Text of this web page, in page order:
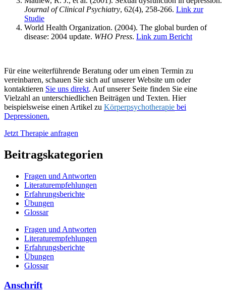
Journal of Clinical Psychiatry, 62(4), 258-266. Link zur
Studie
World Health Organization. (2004). The global burden of
disease: 2004 update. WHO Press. Link zum Bericht
Für eine weiterführende Beratung oder um einen Termin zu
vereinbaren, schauen Sie sich auf unserer Website um oder
kontaktieren Sie uns direkt. Auf unserer Seite finden Sie eine
Vielzahl an unterschiedlichen Beiträgen und Texten. Hier
beispielsweise einen Artikel zu Körperpsychotherapie bei
Depressionen.
Jetzt Therapie anfragen
Beitragskategorien
Fragen und Antworten
Literaturempfehlungen
Erfahrungsberichte
Übungen
Glossar
Fragen und Antworten
Literaturempfehlungen
Erfahrungsberichte
Übungen
Glossar
Anschrift